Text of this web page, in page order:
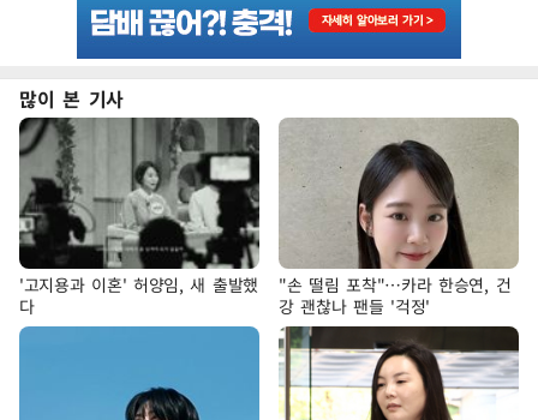
많이 본 기사
'고지용과 이혼' 허양임, 새 출발했
다
"손 떨림 포착"…카라 한승연, 건
강 괜찮나 팬들 '걱정'